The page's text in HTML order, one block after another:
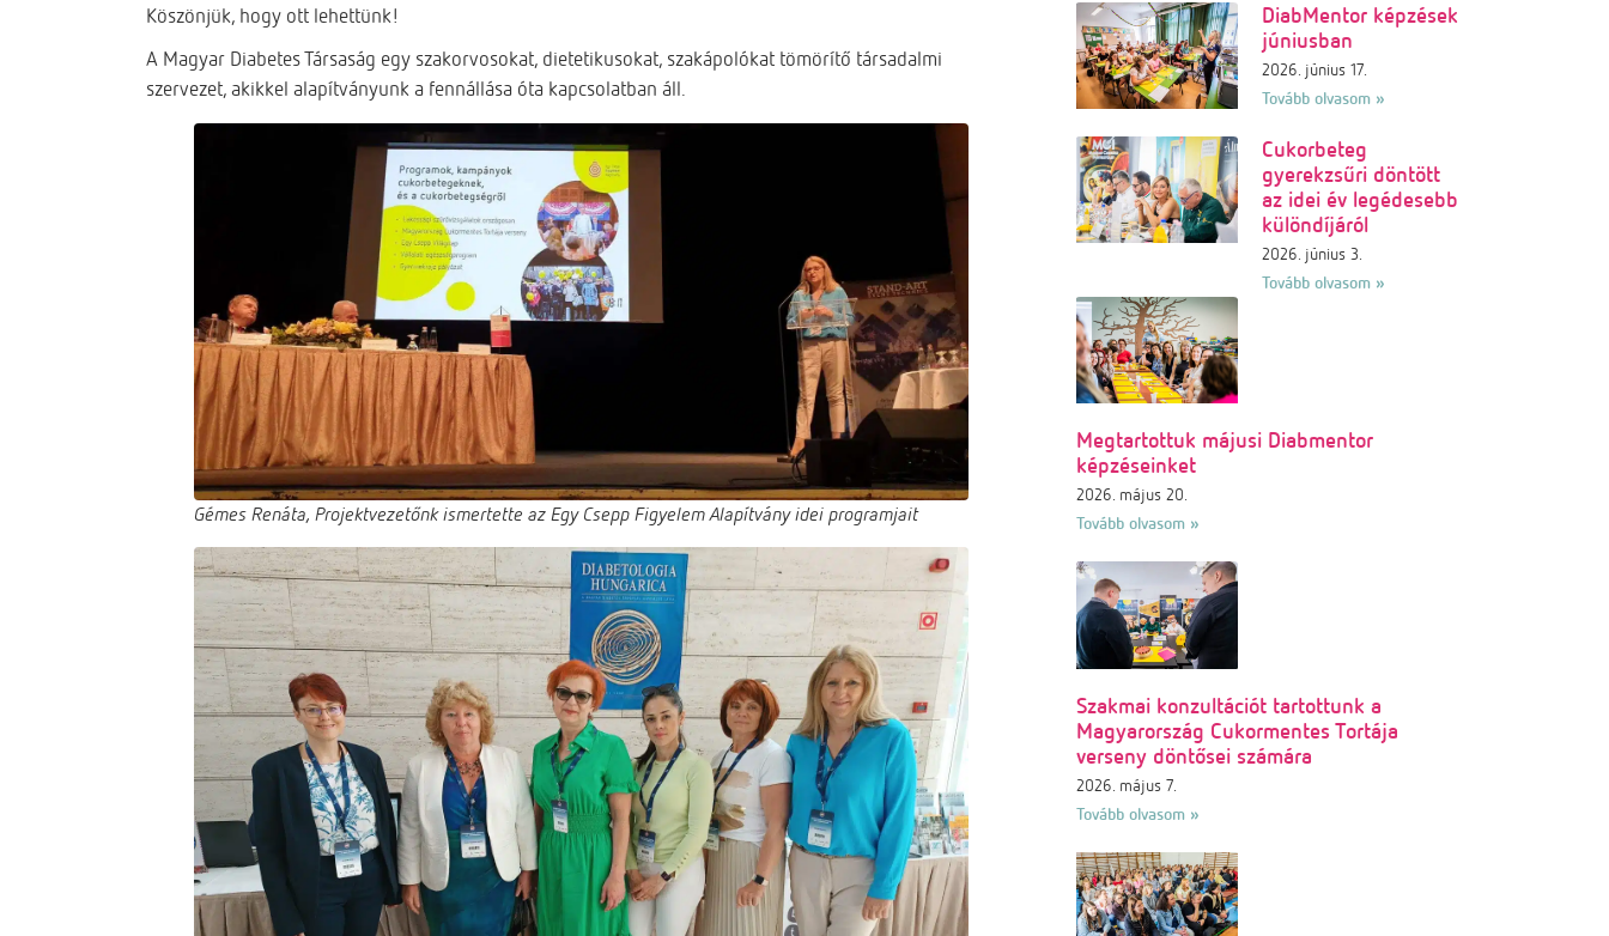
Köszönjük, hogy ott lehettünk!
A Magyar Diabetes Társaság egy szakorvosokat, dietetikusokat, szakápolókat tömörítő társadalmi
szervezet, akikkel alapítványunk a fennállása óta kapcsolatban áll.
Gémes Renáta, Projektvezetőnk ismertette az Egy Csepp Figyelem Alapítvány idei programjait
DiabMentor képzések
júniusban
2026. június 17.
Tovább olvasom »
Cukorbeteg
gyerekzsűri döntött
az idei év legédesebb
különdíjáról
2026. június 3.
Tovább olvasom »
Megtartottuk májusi Diabmentor
képzéseinket
2026. május 20.
Tovább olvasom »
Szakmai konzultációt tartottunk a
Magyarország Cukormentes Tortája
verseny döntősei számára
2026. május 7.
Tovább olvasom »